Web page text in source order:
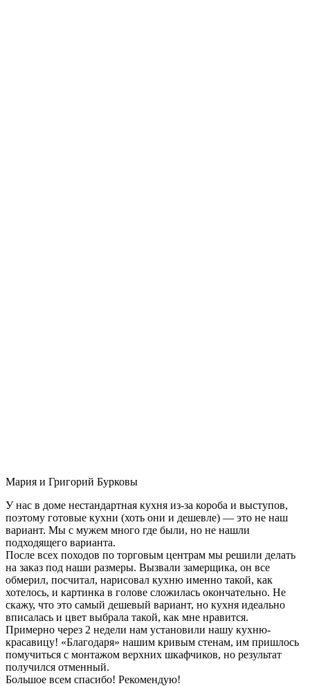
Мария и Григорий Бурковы
У нас в доме нестандартная кухня из-за короба и выступов,
поэтому готовые кухни (хоть они и дешевле) — это не наш
вариант. Мы с мужем много где были, но не нашли
подходящего варианта.
После всех походов по торговым центрам мы решили делать
на заказ под наши размеры. Вызвали замерщика, он все
обмерил, посчитал, нарисовал кухню именно такой, как
хотелось, и картинка в голове сложилась окончательно. Не
скажу, что это самый дешевый вариант, но кухня идеально
вписалась и цвет выбрала такой, как мне нравится.
Примерно через 2 недели нам установили нашу кухню-
красавицу! «Благодаря» нашим кривым стенам, им пришлось
помучиться с монтажом верхних шкафчиков, но результат
получился отменный.
Большое всем спасибо! Рекомендую!